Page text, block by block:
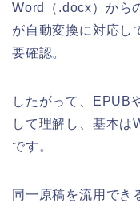
Word（.docx）から
が自動変換に対応し
要確認。
したがって、EPUB
して理解し、基本
です。
同一原稿を流用でき